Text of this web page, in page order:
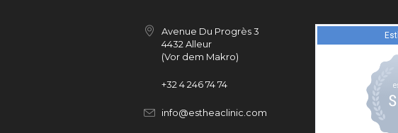
Avenue Du Progrès 3
4432 Alleur
(Vor dem Makro)
+324 246 74 74
info@estheaclinic.com